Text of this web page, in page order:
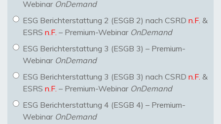
Webinar OnDemand
ESG Berichterstattung 2 (ESGB 2) nach CSRD n.F. &
ESRS n.F. – Premium-Webinar OnDemand
ESG Berichterstattung 3 (ESGB 3) – Premium-
Webinar OnDemand
ESG Berichterstattung 3 (ESGB 3) nach CSRD n.F. &
ESRS n.F. – Premium-Webinar OnDemand
ESG Berichterstattung 4 (ESGB 4) – Premium-
Webinar OnDemand